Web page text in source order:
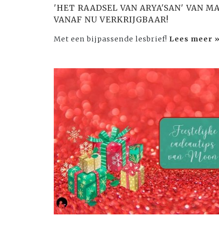
'HET RAADSEL VAN ARYA'SAN' VAN
VANAF NU VERKRIJGBAAR!
Met een bijpassende lesbrief! Lees meer